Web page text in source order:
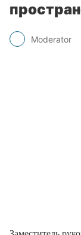
Moderator